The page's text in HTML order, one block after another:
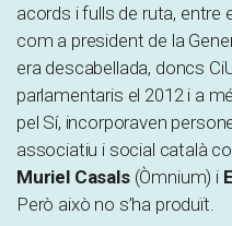
acords i fulls de ruta, entre
com a president de la
era descabellada, doncs
parlamentaris el 2012 i a
pel Sí, incorporaven
associatiu i social català
Muriel Casals(Òmnium) i
Però això no s’ha produït.